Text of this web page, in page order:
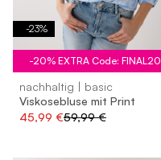
-23%
-20% EXTRA Code: FINAL20
nachhaltig | basic
Viskosebluse mit Print
45,99 €59,99 €